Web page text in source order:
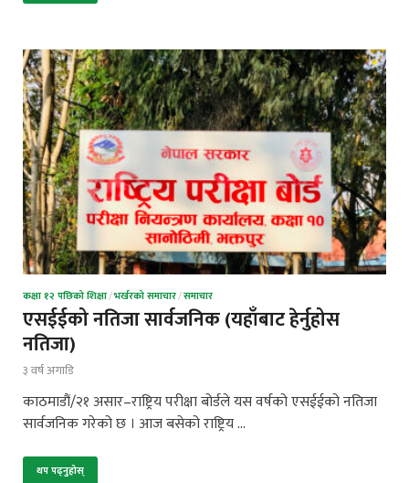
कक्षा १२ पछिको शिक्षा/भर्खरको समाचार/समाचार
एसईईको नतिजा सार्वजनिक (यहाँबाट हेर्नुहोस
नतिजा)
३ वर्ष अगाडि
काठमाडौं/२१ असार–राष्ट्रिय परीक्षा बोर्डले यस वर्षको एसईईको नतिजा
सार्वजनिक गरेको छ । आज बसेको राष्ट्रिय …
थप पढ्नुहोस्